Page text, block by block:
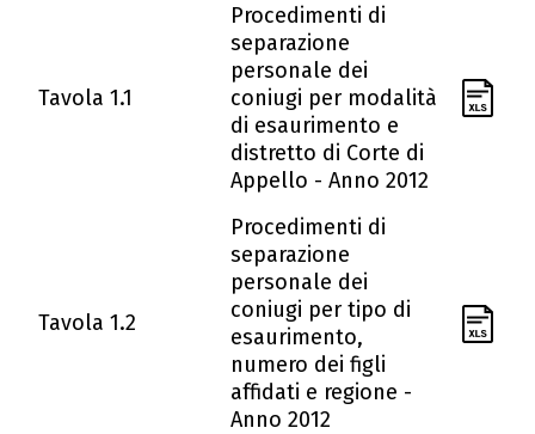
Tavola 1.1
Procedimenti di
separazione
personale dei
coniugi per modalità
di esaurimento e
distretto di Corte di
Appello - Anno 2012
Tavola 1.2
Procedimenti di
separazione
personale dei
coniugi per tipo di
esaurimento,
numero dei figli
affidati e regione -
Anno 2012